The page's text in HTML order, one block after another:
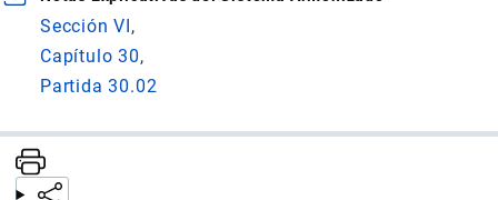
Sección VI
Capítulo 30
Partida 30.02